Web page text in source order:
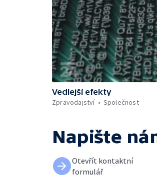
Vedlejší efekty
Zpravodajství
Společnost
Napište
Otevřít kontaktní
formulář